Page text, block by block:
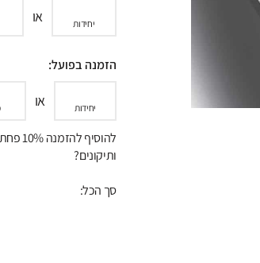
יחידות או
הזמנה בפועל:
יחידות או
להוסיף
ותיקונים?
סך הכל: